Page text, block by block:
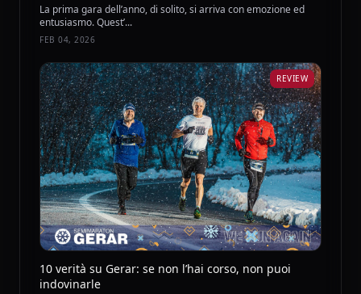
La prima gara dell’anno, di solito, si arriva con emozione ed
entusiasmo. Quest’...
FEB 04, 2026
REVIEW
10 verità su Gerar: se non l’hai corso, non puoi
indovinarle